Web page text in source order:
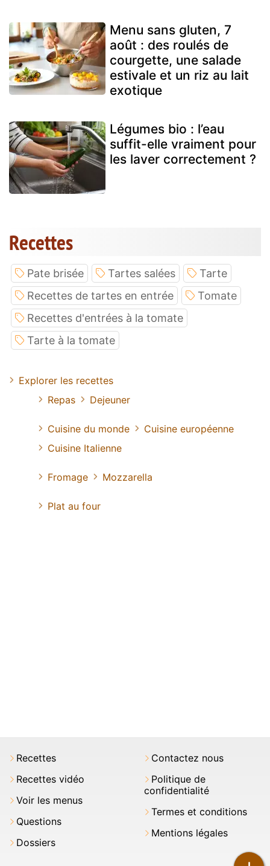
Menu sans gluten, 7
août : des roulés de
courgette, une salade
estivale et un riz au lait
exotique
Légumes bio : l’eau
suffit-elle vraiment pour
les laver correctement ?
Recettes
Pate brisée Tartes salées
Tarte
Recettes de tartes en entrée
Tomate
Recettes d'entrées à la tomate
Tarte à la tomate
Explorer les recettes
Repas
Dejeuner
Cuisine du monde
Cuisine européenne
Cuisine Italienne
Fromage Mozzarella
Plat au four
Recettes
Recettes vidéo
Voir les menus
Questions
Dossiers
Contactez nous
Politique de
confidentialité
Termes et conditions
Mentions légales